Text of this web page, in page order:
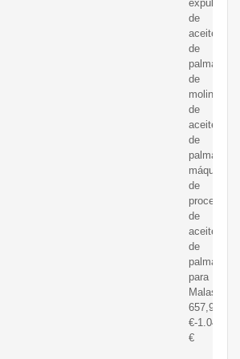
expulsora
de
aceite
de
palma
de
molino
de
aceite
de
palma,
máquina
de
de
aceite
de
palma
para
Malasia
657,95
€-1.048,90
€